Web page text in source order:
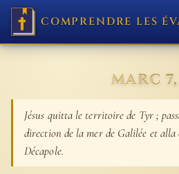
COMPRENDRE LES
MARC 7,
Jésus quitta le territoire de Tyr ;
direction de la mer de Galilée et
Décapole.